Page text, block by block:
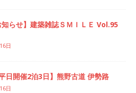
知らせ】建築雑誌ＳＭＩＬＥ Vol.95
日
日開催2泊3日】熊野古道 伊勢路
日